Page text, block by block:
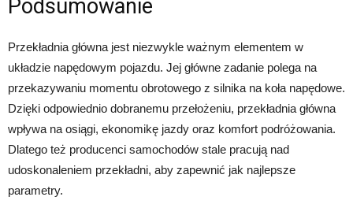
Podsumowanie
Przekładnia główna jest niezwykle ważnym elementem w
układzie napędowym pojazdu. Jej główne zadanie polega na
przekazywaniu momentu obrotowego z silnika na koła napędowe.
Dzięki odpowiednio dobranemu przełożeniu, przekładnia główna
wpływa na osiągi, ekonomikę jazdy oraz komfort podróżowania.
Dlatego też producenci samochodów stale pracują nad
udoskonaleniem przekładni, aby zapewnić jak najlepsze
parametry.